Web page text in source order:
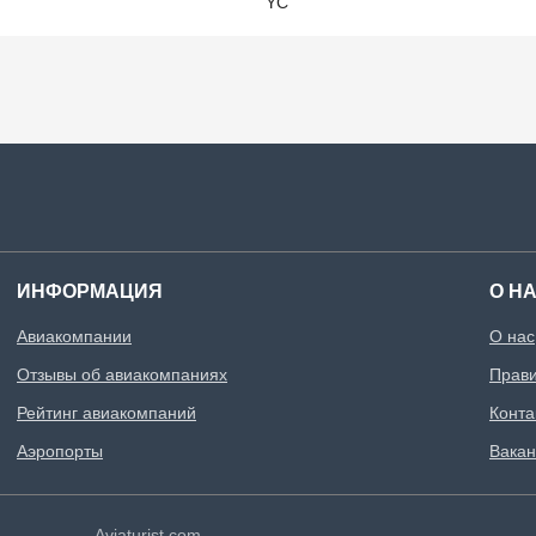
ИНФОРМАЦИЯ
Авиакомпании
Отзывы об авиакомпаниях
Рейтинг авиакомпаний
Аэропорты
О
О нас